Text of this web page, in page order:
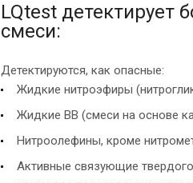
LQtest детектирует
смеси:
Детектируются, как опасные:
Жидкие нитроэфиры
Жидкие ВВ (смеси на основе
Нитроолефины, кроме
Активные связующие